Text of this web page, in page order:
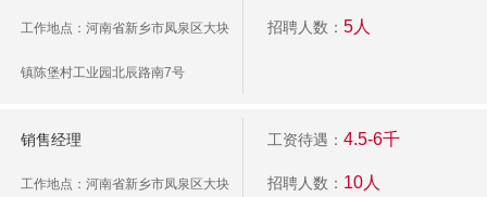
工作地点：河南省新乡市凤泉区大块
镇陈堡村工业园北辰路南7号
招聘人数： 5人
销售经理
工作地点：河南省新乡市凤泉区大块
工资待遇： 4.5-6千
招聘人数： 10人